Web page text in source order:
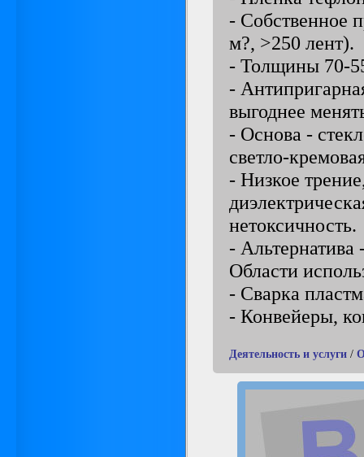
- Собственное
м?, >250 лент).
- Толщины 70-
-
выгоднее
- Основа -
светло-
- Низкое
нетоксичность.
- Альтернатива
Области
- Сварка
- Конвейеры,
Деятельность и услуги /